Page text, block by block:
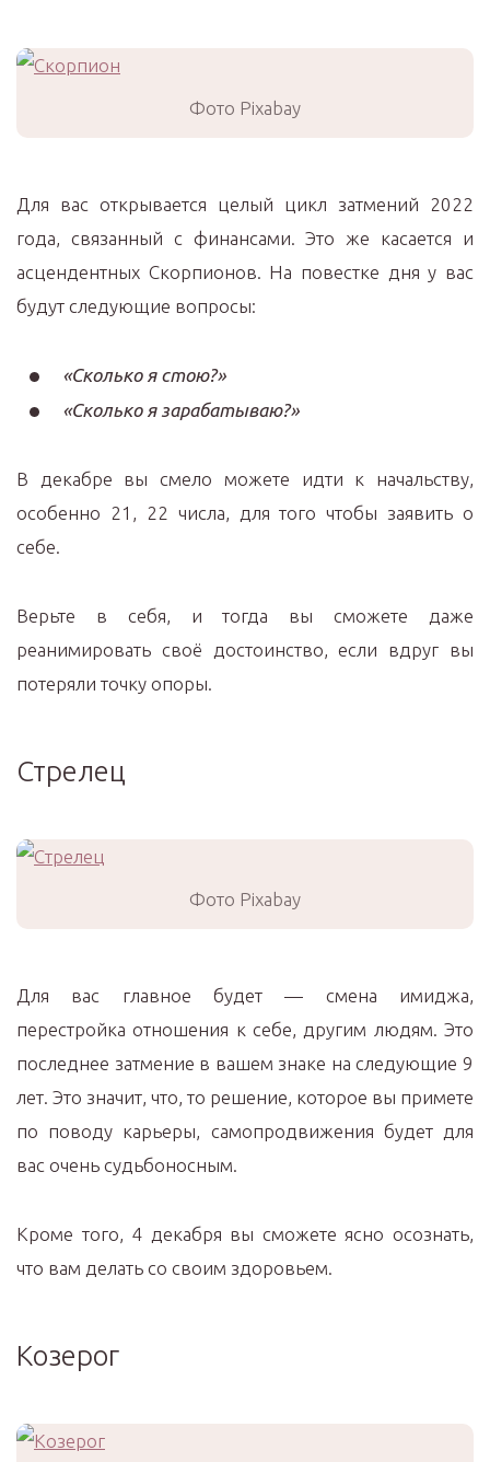
Фото Pixabay
Для вас открывается целый цикл затмений 2022
года, связанный с финансами. Это же касается и
асцендентных Скорпионов. На повестке дня у вас
будут следующие вопросы:
«Сколько я стою?»
«Сколько я зарабатываю?»
В декабре вы смело можете идти к начальству,
особенно 21, 22 числа, для того чтобы заявить о
себе.
Верьте в себя, и тогда вы сможете даже
реанимировать своё достоинство, если вдруг вы
потеряли точку опоры.
Стрелец
Фото Pixabay
Для вас главное будет — смена имиджа,
перестройка отношения к себе, другим людям. Это
последнее затмение в вашем знаке на следующие 9
лет. Это значит, что, то решение, которое вы примете
по поводу карьеры, самопродвижения будет для
вас очень судьбоносным.
Кроме того, 4 декабря вы сможете ясно осознать,
что вам делать со своим здоровьем.
Козерог